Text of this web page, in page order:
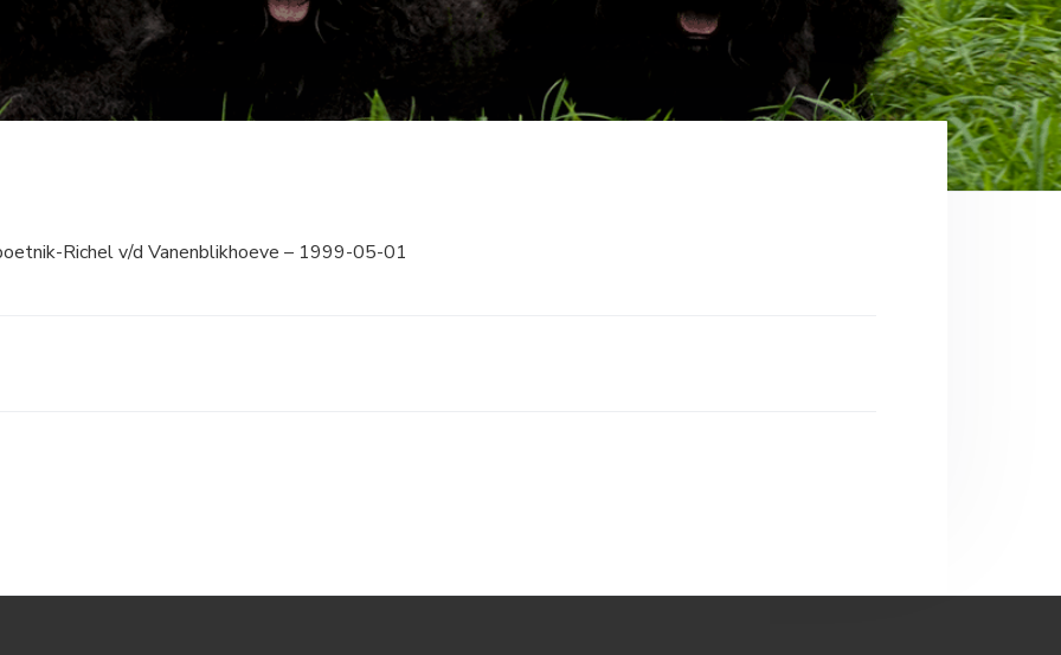
Richel v/d Vanenblikhoeve – 1999-05-01